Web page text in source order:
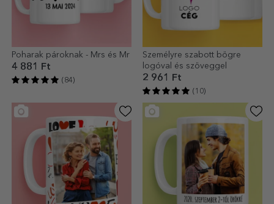
Poharak pároknak - Mrs és Mr
4 881 Ft
(84)
Személyre szabott bögre
logóval és szöveggel
2 961 Ft
(10)